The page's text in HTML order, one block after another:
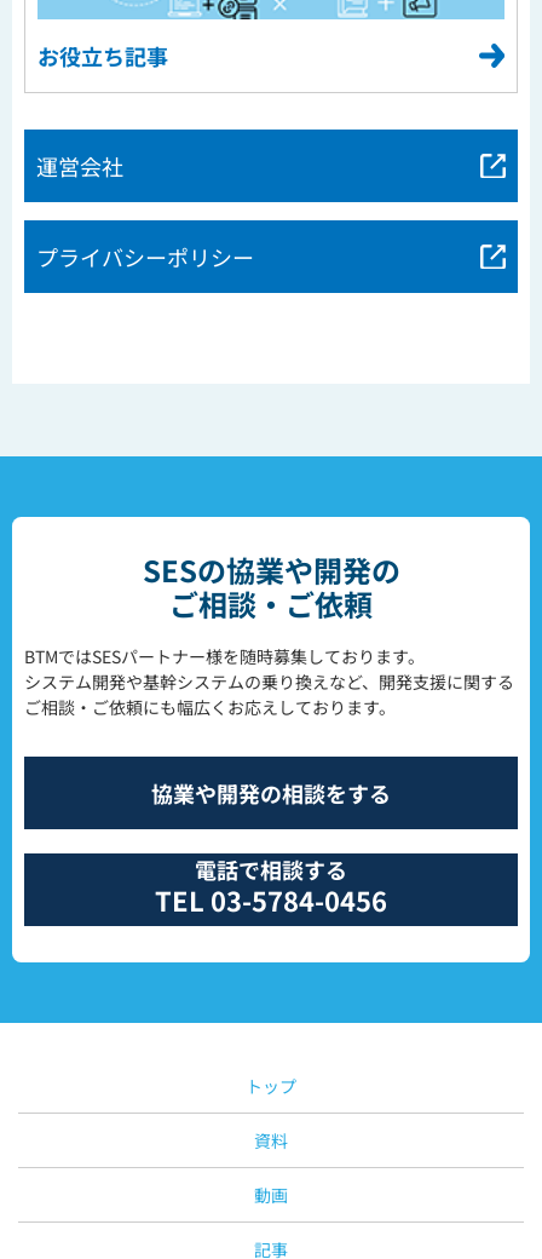
お役立ち記事
運営会社
プライバシーポリシー
SESの協業や開発の
ご相談・ご依頼
BTMではSESパートナー様を随時募集しております。
システム開発や基幹システムの乗り換えなど、開発支援に関する
ご相談・ご依頼にも幅広くお応えしております。
協業や開発の相談をする
電話で相談する
TEL 03-5784-0456
トップ
資料
動画
記事